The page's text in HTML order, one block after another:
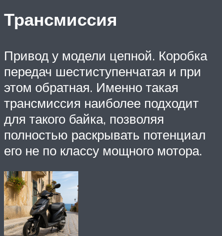
Трансмиссия
Привод у модели цепной. Коробка
передач шестиступенчатая и при
этом обратная. Именно такая
трансмиссия наиболее подходит
для такого байка, позволяя
полностью раскрывать потенциал
его не по классу мощного мотора.